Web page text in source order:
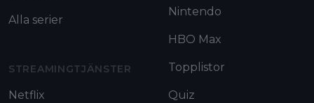
Alla serier
STREAMINGTJÄNSTER
Netflix
Nintendo
HBO Max
Topplistor
Quiz